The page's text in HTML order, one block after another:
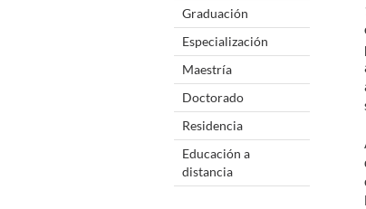
Graduación
Especialización
Maestría
Doctorado
Residencia
Educación a
distancia